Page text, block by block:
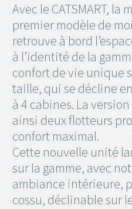
Avec le CATSMART, la
premier modèle de
retrouve à bord
à l’identité de la
confort de vie unique
taille, qui se décline
à 4 cabines. La
ainsi deux flotteurs
confort maximal.
Cette nouvelle unité
sur la gamme, avec
ambiance intérieure,
cossu, déclinable sur